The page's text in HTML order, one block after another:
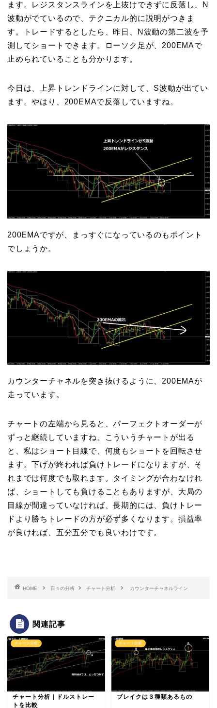
ます。レジスタンスラインを上抜けできずに反落し、N
波動がでているので、テクニカル的に説明がつきま
す。トレードするとしたら、昨日、N波動の第二波を予
測してショートできます。ローソク足が、200EMAで
止められていることも分かります。
今日は、上昇トレンドラインに対して、S波動が出てい
ます。やはり、200EMAで反落していますね。
200EMAですが、まっすぐになっているのもポイント
でしょうか。
カウンターチャネルを突き抜けるように、200EMAが
走っています。
チャートの左端から見ると、パーフェクトオーダーが
ずっと継続していますね。こういうチャートが出る
と、私はショート目線で、何度もショートを回転させ
ます。下げが終われば負けトレードになりますが、そ
れまでは何度でも取れます。タイミングが合わなけれ
ば、ショートしても負けることもありますが、大局の
目線が間違っていなければ、長期的には、負けトレー
ドより勝ちトレードの方が必ず多くなります。損益率
が良ければ、五分五分でも良いわけです。
HOME 日々の分析 チャート分析 カウンターチャネルライン
関連記事
チャート分析
チャート分析｜ドルストレー
トを比較
チャート分析
ブレイクは３種類あるもの